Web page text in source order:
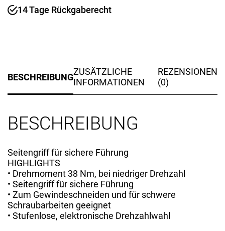
14 Tage Rückgaberecht
BESCHREIBUNGZUSÄTZLICHE
INFORMATIONEN
REZENSIONEN
(0)
BESCHREIBUNG
Seitengriff für sichere Führung
HIGHLIGHTS
• Drehmoment 38 Nm, bei niedriger Drehzahl
• Seitengriff für sichere Führung
• Zum Gewindeschneiden und für schwere
Schraubarbeiten geeignet
• Stufenlose, elektronische Drehzahlwahl